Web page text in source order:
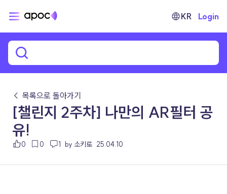
KR Login
← 목록으로 돌아가기
[챌린지 2주차] 나만의 AR필터 공
유!
0 0 1 by 소키로 25.04.10